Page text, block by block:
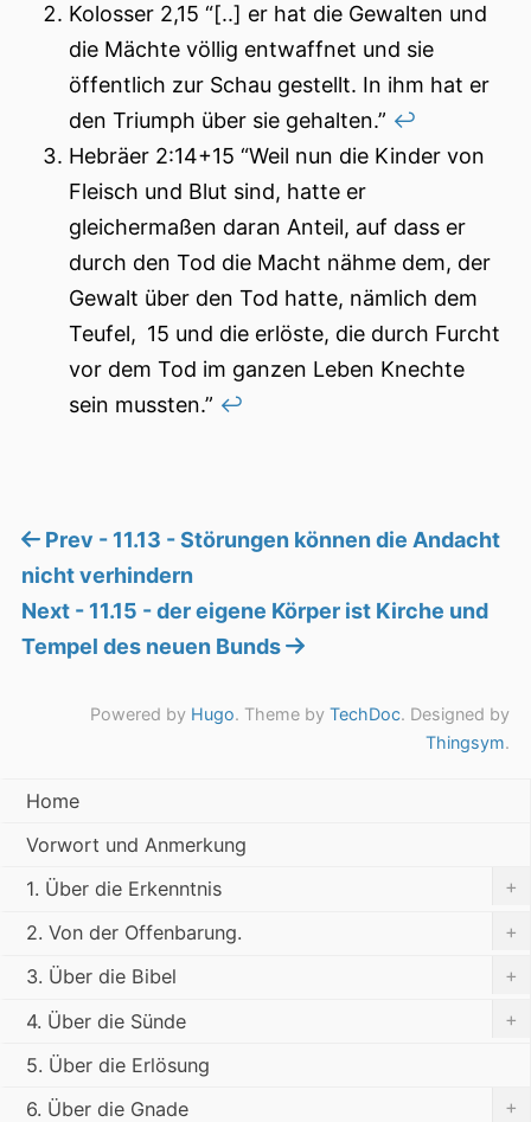
Kolosser 2,15 “[..] er hat die Gewalten und
die Mächte völlig entwaffnet und sie
öffentlich zur Schau gestellt. In ihm hat er
den Triumph über sie gehalten.” ↩︎
Hebräer 2:14+15 “Weil nun die Kinder von
Fleisch und Blut sind, hatte er
gleichermaßen daran Anteil, auf dass er
durch den Tod die Macht nähme dem, der
Gewalt über den Tod hatte, nämlich dem
Teufel, 15 und die erlöste, die durch Furcht
vor dem Tod im ganzen Leben Knechte
sein mussten.” ↩︎
Prev - 11.13 - Störungen können die Andacht
nicht verhindern
Next - 11.15 - der eigene Körper ist Kirche und
Tempel des neuen Bunds
Powered by Hugo. Theme by TechDoc. Designed by
Thingsym.
Home
Vorwort und Anmerkung
1. Über die Erkenntnis
+
2. Von der Offenbarung.
+
3. Über die Bibel
+
4. Über die Sünde
+
5. Über die Erlösung
6. Über die Gnade
+